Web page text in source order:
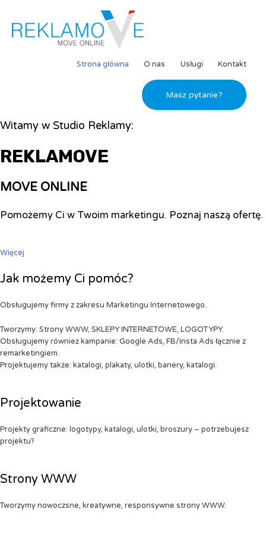
Strona główna O nas Usługi Kontakt
Masz pytanie?
Witamy w Studio Reklamy:
REKLAMOVE
MOVE ONLINE
Pomożemy Ci w Twoim marketingu. Poznaj naszą ofertę.
Więcej
Jak możemy Ci pomóc?
Obsługujemy firmy z zakresu Marketingu Internetowego.
Tworzymy: Strony WWW, SKLEPY INTERNETOWE, LOGOTYPY.
Obsługujemy również kampanie: Google Ads, FB/Insta Ads łącznie z
remarketingiem.
Projektujemy także: katalogi, plakaty, ulotki, banery, katalogi.
Projektowanie
Projekty graficzne: logotypy, katalogi, ulotki, broszury – potrzebujesz
projektu?
Strony WWW
Tworzymy nowoczsne, kreatywne, responsywne strony WWW.